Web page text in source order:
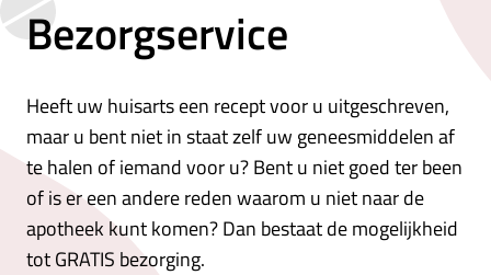
Bezorgservice
Heeft uw huisarts een recept voor u uitgeschreven,
maar u bent niet in staat zelf uw geneesmiddelen af
te halen of iemand voor u? Bent u niet goed ter been
of is er een andere reden waarom u niet naar de
apotheek kunt komen? Dan bestaat de mogelijkheid
tot GRATIS bezorging.